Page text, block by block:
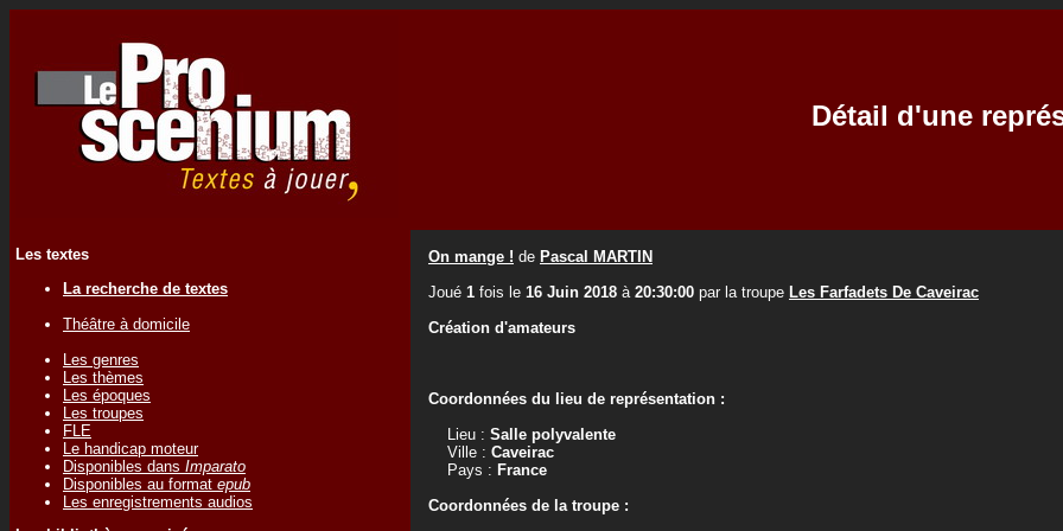
Détail d'une
Les textes
La recherche de textes
Théâtre à domicile
Les genres
Les thèmes
Les époques
Les troupes
FLE
Le handicap moteur
Disponibles dans Imparato
Disponibles au format epub
Les enregistrements audios
On mange ! de Pascal MARTIN
Joué 1 fois le 16 Juin 2018 à 20:30:00 par la troupe Les Farfadets De Caveirac
Création d'amateurs
Coordonnées du lieu de représentation :
Lieu : Salle polyvalente
Ville : Caveirac
Pays : France
Coordonnées de la troupe :